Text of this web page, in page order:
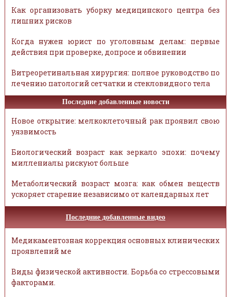
Как организовать уборку медицинского центра без
лишних рисков
Когда нужен юрист по уголовным делам: первые
действия при проверке, допросе и обвинении
Витреоретинальная хирургия: полное руководство по
лечению патологий сетчатки и стекловидного тела
Последние добавленные новости
Новое открытие: мелкоклеточный рак проявил свою
уязвимость
Биологический возраст как зеркало эпохи: почему
миллениалы рискуют больше
Метаболический возраст мозга: как обмен веществ
ускоряет старение независимо от календарных лет
Последние добавленные видео
Медикаментозная коррекция основных клинических
проявлений ме
Виды физической активности. Борьба со стрессовыми
факторами.